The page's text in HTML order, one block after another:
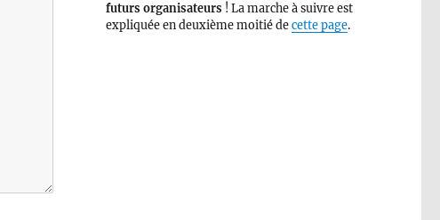
futurs organisateurs ! La marche à suivre est
expliquée en deuxième moitié de cette page.